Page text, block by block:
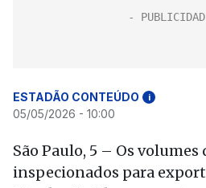
ESTADÃO CONTEÚDO i
05/05/2026 - 10:00
São Paulo, 5 – Os
inspecionados para